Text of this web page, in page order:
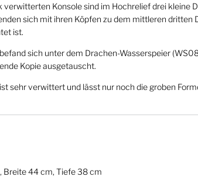
verwitterten Konsole sind im Hochrelief drei kleine
sich mit ihren Köpfen zu dem mittleren dritten
ist.
sich unter dem Drachen-Wasserspeier
Kopie ausgetauscht.
sehr verwittert und lässt nur noch die groben
Breite 44 cm, Tiefe 38 cm